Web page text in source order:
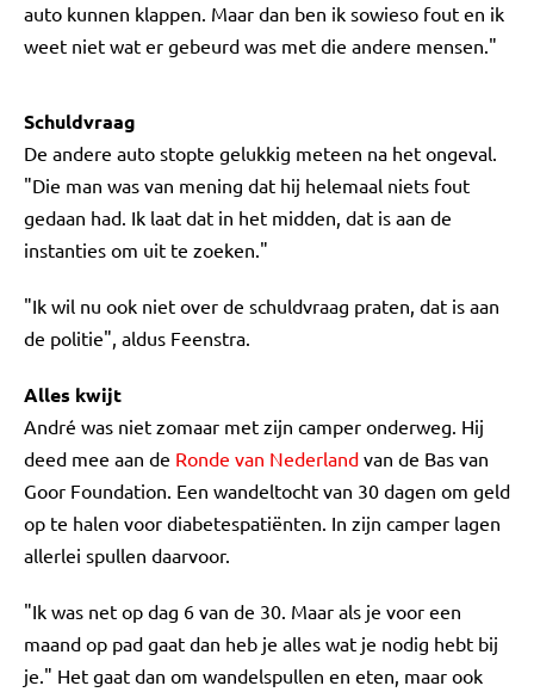
auto kunnen klappen. Maar dan ben ik sowieso fout en ik
weet niet wat er gebeurd was met die andere mensen."
Schuldvraag
De andere auto stopte gelukkig meteen na het ongeval.
"Die man was van mening dat hij helemaal niets fout
gedaan had. Ik laat dat in het midden, dat is aan de
instanties om uit te zoeken."
"Ik wil nu ook niet over de schuldvraag praten, dat is aan
de politie", aldus Feenstra.
Alles kwijt
André was niet zomaar met zijn camper onderweg. Hij
deed mee aan de Ronde van Nederland van de Bas van
Goor Foundation. Een wandeltocht van 30 dagen om geld
op te halen voor diabetespatiënten. In zijn camper lagen
allerlei spullen daarvoor.
"Ik was net op dag 6 van de 30. Maar als je voor een
maand op pad gaat dan heb je alles wat je nodig hebt bij
je." Het gaat dan om wandelspullen en eten, maar ook